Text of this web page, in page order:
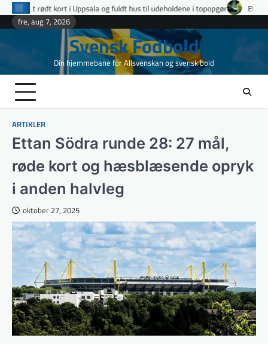
Skip og fuldt hus til udeholdene i topopgør
Ettan Norra runde 9: fire
fre, aug 7, 2026
Svensk Fodbold
Din hjemmebane for Allsvenskan og svensk bold
ARTIKLER
Ettan Södra runde 28: 27 mål,
røde kort og hæsblæsende opryk
i anden halvleg
oktober 27, 2025